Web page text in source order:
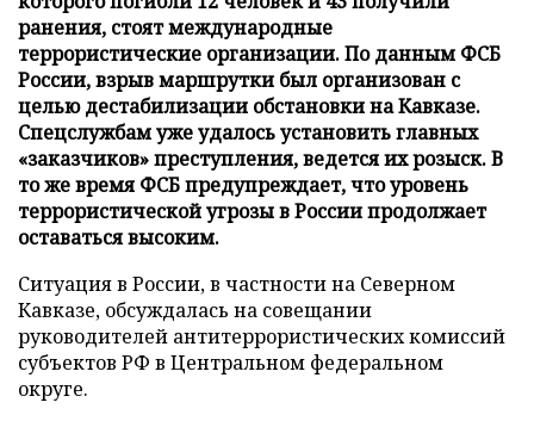
ранения, стоят международные
террористические организации. По данным ФСБ
России, взрыв маршрутки был организован с
целью дестабилизации обстановки на Кавказе.
Спецслужбам уже удалось установить главных
«заказчиков» преступления, ведется их розыск. В
то же время ФСБ предупреждает, что уровень
террористической угрозы в России продолжает
оставаться высоким.
Ситуация в России, в частности на Северном
Кавказе, обсуждалась на совещании
руководителей антитеррористических комиссий
субъектов РФ в Центральном федеральном
округе.